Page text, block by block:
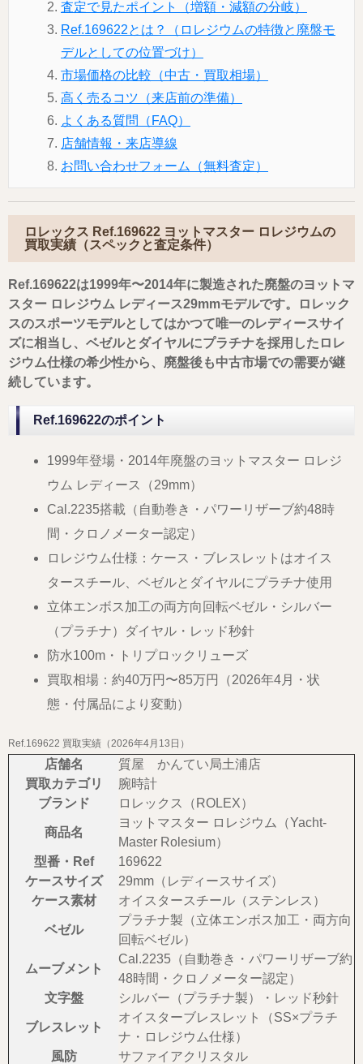
査定で見たポイント（増額・減額の分岐）
Ref.169622とは？（ロレジウムの特徴と廃盤モ
デルとしての位置づけ）
市場価格の比較（中古・買取相場）
高く売るコツ（来店前の準備）
よくある質問（FAQ）
店舗情報・来店導線
お問い合わせフォーム（無料査定）
ロレックス Ref.169622 ヨットマスター ロレジウムの
買取実績（スペックと査定条件）
Ref.169622は1999年〜2014年に製造された廃盤のヨットマ
スター ロレジウム レディース29mmモデルです。ロレック
スのスポーツモデルとしてはかつて唯一のレディースサイ
ズに相当し、ベゼルとダイヤルにプラチナを採用したロレ
ジウム仕様の希少性から、廃盤後も中古市場での需要が継
続しています。
Ref.169622のポイント
1999年登場・2014年廃盤のヨットマスター ロレジ
ウム レディース（29mm）
Cal.2235搭載（自動巻き・パワーリザーブ約48時
間・クロノメーター認定）
ロレジウム仕様：ケース・ブレスレットはオイス
タースチール、ベゼルとダイヤルにプラチナ使用
立体エンボス加工の両方向回転ベゼル・シルバー
（プラチナ）ダイヤル・レッド秒針
防水100m・トリプロックリューズ
買取相場：約40万円〜85万円（2026年4月・状
態・付属品により変動）
Ref.169622 買取実績（2026年4月13日）
店舗名
質屋 かんてい局土浦店
買取カテゴリ
腕時計
ブランド
ロレックス（ROLEX）
商品名
ヨットマスター ロレジウム（Yacht-
Master Rolesium）
型番・Ref
169622
ケースサイズ
29mm（レディースサイズ）
ケース素材
オイスタースチール（ステンレス）
ベゼル
プラチナ製（立体エンボス加工・両方向
回転ベゼル）
ムーブメント
Cal.2235（自動巻き・パワーリザーブ約
48時間・クロノメーター認定）
文字盤
シルバー（プラチナ製）・レッド秒針
ブレスレット
オイスターブレスレット（SS×プラチ
ナ・ロレジウム仕様）
風防
サファイアクリスタル